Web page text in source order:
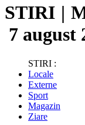
STIRI |
7 august
STIRI :
Locale
Externe
Sport
Magazin
Ziare